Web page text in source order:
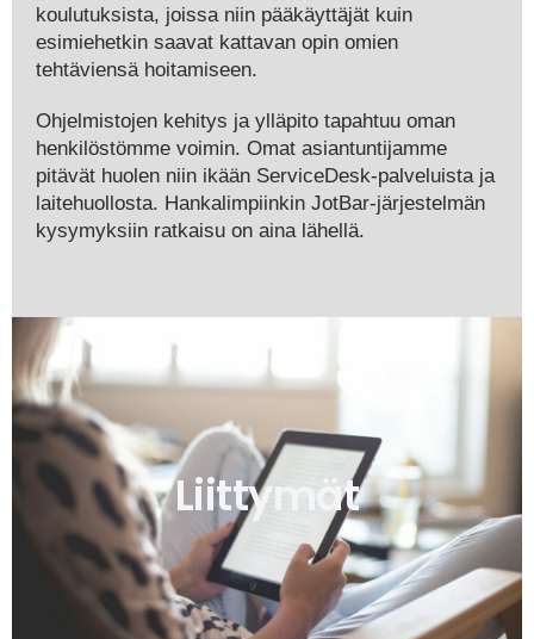
koulutuksista, joissa niin pääkäyttäjät kuin
esimiehetkin saavat kattavan opin omien
tehtäviensä hoitamiseen.
Ohjelmistojen kehitys ja ylläpito tapahtuu oman
henkilöstömme voimin. Omat asiantuntijamme
pitävät huolen niin ikään ServiceDesk-palveluista ja
laitehuollosta. Hankalimpiinkin JotBar-järjestelmän
kysymyksiin ratkaisu on aina lähellä.
Liittymät